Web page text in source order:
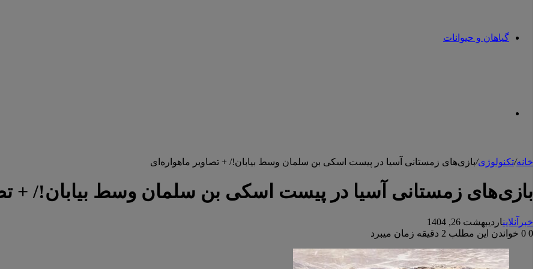
گیاهان و حیوانات
خانه/تکنولوژی/بازی‌های زمستانی آسیا در پیست اسکی بن سلمان وسط بیابان!/ + تصاویر ماهواره‌ای
بازی‌های زمستانی آسیا در پیست اسکی بن سلمان وسط بیابان!/ +
خبرآنلایناردیبهشت 26, 1404
0
خواندن این مطلب 2 دقیقه زمان میبرد